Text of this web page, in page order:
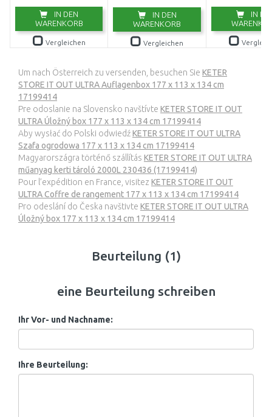
IN DEN
WARENKORB
Vergleichen
IN DEN
WARENKORB
Vergleichen
IN
Um nach Österreich zu versenden, besuchen Sie KETER
STORE IT OUT ULTRA Auflagenbox 177 x 113 x 134 cm
17199414
Pre odoslanie na Slovensko navštívte KETER STORE IT OUT
ULTRA Úložný box 177 x 113 x 134 cm 17199414
Aby wysłać do Polski odwiedźKETER STORE IT OUT ULTRA
Szafa ogrodowa 177 x 113 x 134 cm 17199414
Magyarországra történő szállítás KETER STORE IT OUT ULTRA
műanyag kerti tároló 2000L 230436 (17199414)
Pour l’expédition en France, visitez KETER STORE IT OUT
ULTRA Coffre de rangement 177 x 113 x 134 cm 17199414
Pro odeslání do Česka navštivte KETER STORE IT OUT ULTRA
Úložný box 177 x 113 x 134 cm 17199414
Beurteilung (1)
eine Beurteilung schreiben
Ihr Vor- und Nachname:
Ihre Beurteilung: